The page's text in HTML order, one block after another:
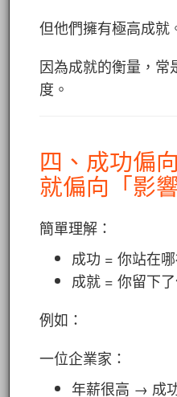
但他們擁有極高成就
因為成就的衡量，常
度。
四、成功偏
就偏向「影響
簡單理解：
成功 = 你站在
成就 = 你留下
例如：
一位企業家：
年薪很高 → 成